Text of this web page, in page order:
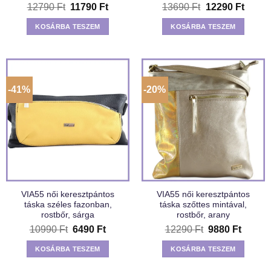
12790Ft Original
price
was:
12790 Ft.
11790 FtCurrent
price
11790 Ft.
KOSÁRBA TESZEM
13690Ft Original
price
was:
13690 Ft.
12290 Ft
price
KOSÁRBA TESZEM
-41%
VIA55 női keresztpántos
táska széles fazonban,
rostbőr, sárga
10990Ft Original
price
was:
10990 Ft.
6490 FtCurrent
price
6490 Ft.
KOSÁRBA TESZEM
-20%
VIA55 női keresztpántos
táska szőttes mintával,
rostbőr, arany
12290Ft Original
price
was:
12290 Ft.
9880 Ft
price
9880
KOSÁRBA TESZEM